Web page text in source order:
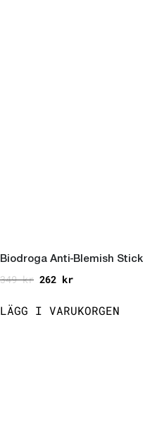
Biodroga Anti-Blemish Stick
349kr 262 kr
LÄGG I VARUKORGEN